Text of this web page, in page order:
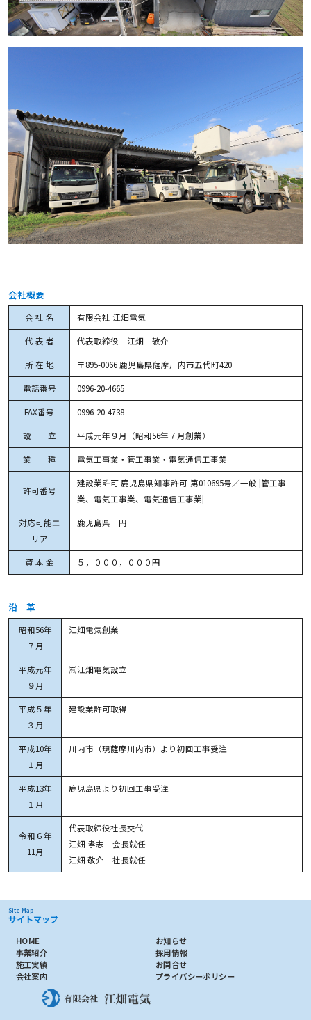
会社概要
会 社 名 有限会社 江畑電気
代 表 者 代表取締役 江畑 敬介
所 在 地 〒895-0066 鹿児島県薩摩川内市五代町420
電話番号 0996-20-4665
FAX番号 0996-20-4738
設 立 平成元年９月（昭和56年７月創業）
業 種 電気工事業・管工事業・電気通信工事業
許可番号
建設業許可 鹿児島県知事許可-第010695号／一般 |管工事
業、電気工事業、電気通信工事業|
対応可能エ
リア
鹿児島県一円
資 本 金 ５，０００，０００円
沿 革
昭和56年
７月
江畑電気創業
平成元年
９月
㈲江畑電気設立
平成５年
３月
建設業許可取得
平成10年
１月
川内市（現薩摩川内市）より初回工事受注
平成13年
１月
鹿児島県より初回工事受注
令和６年
11月
代表取締役社長交代
江畑 孝志 会長就任
江畑 敬介 社長就任
Site Map
サイトマップ
HOME
事業紹介
施工実績
会社案内
お知らせ
採用情報
お問合せ
プライバシーポリシー